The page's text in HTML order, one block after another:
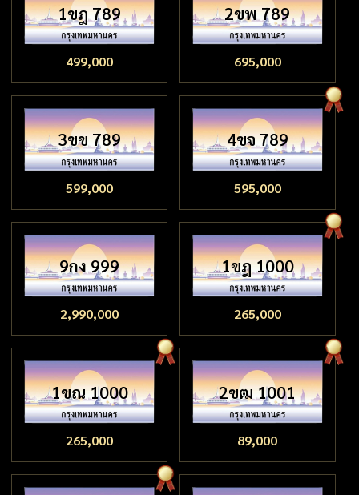
1ขฎ 789
499,000
2ขพ 789
695,000
3ขข 789
599,000
4ขจ 789
595,000
9กง 999
2,990,000
1ขฎ 1000
265,000
1ขณ 1000
265,000
2ขฒ 1001
89,000